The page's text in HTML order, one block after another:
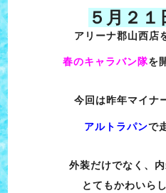
５月２１
アリーナ郡山西店
春のキャラバン隊を
今回は昨年マイナ
アルトラパンで
外装だけでなく、
とてもかわいら